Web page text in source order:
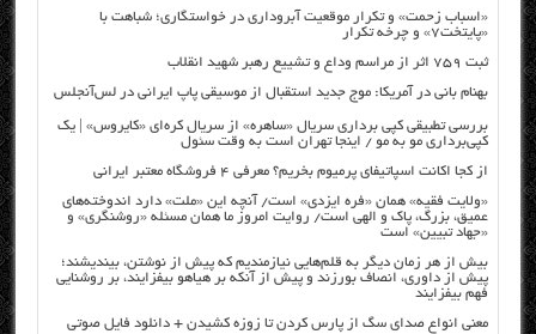
«اسباب زحمت» و تکرار موقعیت آبروداری در خواستگاری؛ شباهت با
«پایتخت۷» و چرخه تکرار
ثبت ۷۵۹ اثر از مراسم وداع و تشییع رهبر شهید انقلاب
بهنام بانی در آمریکا: موج جدید استقبال از موسیقی پاپ ایرانی در لس‌آنجلس
بررسی تطبیقی کپی برداری سریال «ساهره» از سریال کره‌ای «کایروس» | یک
کپی‌برداری مو به مو / اینجا تهران است به وقت سئول
از کجا اکانت اسپاتیفای پرمیوم بخریم؟ معرفی ۴ فروشگاه معتبر ایرانی
«ولایت فقیه» همان «فره ایزدی» است/ آنچه این «ملت» دارد اندوخته‌های
عمیق، بزرگ، پاک و الهی است/ روایت امروز ما همان مسئله «روشنگری» و
«جهاد تبیین» است
بیش از هر زمان دیگر به قلم‌هایی نیازمندیم که پیش از نوشتن، بیندیشند؛
پیش از داوری، انصاف بورزند و پیش از آنکه بر هیاهو بیفزایند، بر روشنایی
فهم بیفزایند
معنی انواع صدای سگ از پارس کردن تا زوزه کشیدن + دانلود فایل صوتی